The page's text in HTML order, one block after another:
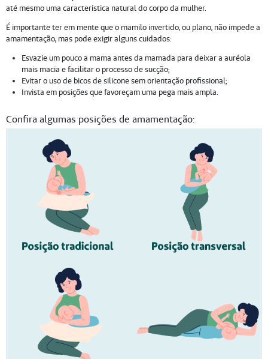
até mesmo uma característica natural do corpo da mulher.
É importante ter em mente que o mamilo invertido, ou plano, não impede a
amamentação, mas pode exigir alguns cuidados:
Esvazie um pouco a mama antes da mamada para deixar a auréola
mais macia e facilitar o processo de sucção;
Evitar o uso de bicos de silicone sem orientação profissional;
Invista em posições que favoreçam uma pega mais ampla.
Confira algumas posições de amamentação: